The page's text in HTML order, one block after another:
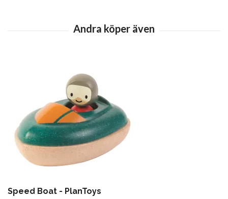
Speed Boat - PlanToys